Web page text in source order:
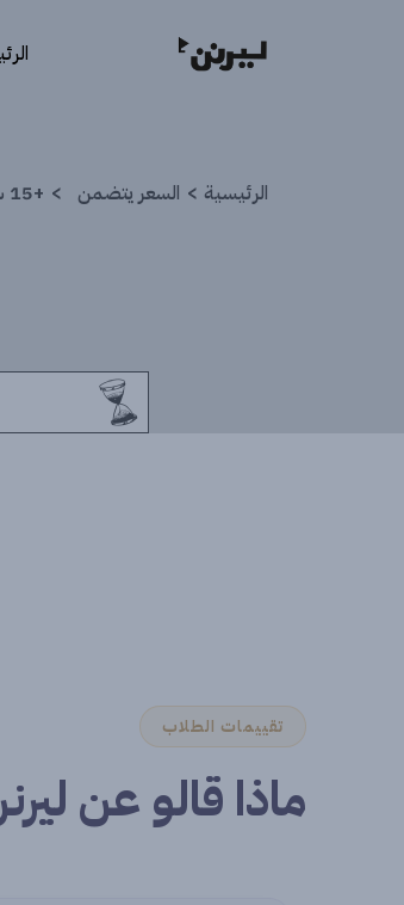
الرئيسية السعر يتضمن +15 ساعة من المحتوى التفاعلي.
تقييمات الطلاب
ماذا قالو عن